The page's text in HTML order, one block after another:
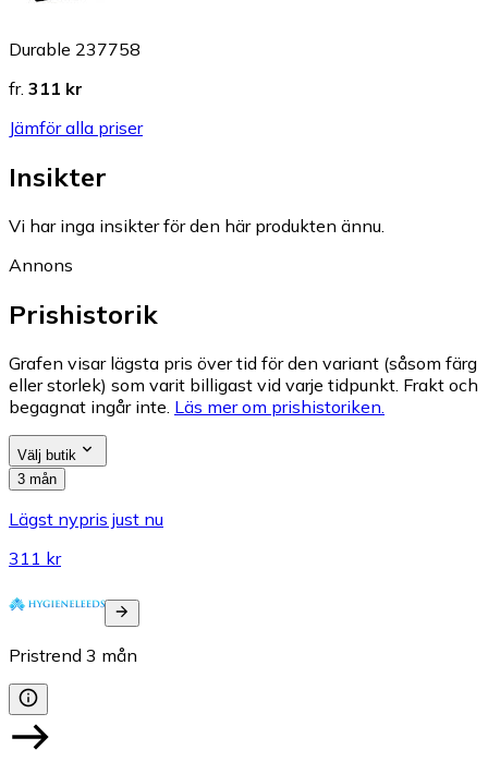
Durable 237758
fr. 311 kr
Jämför alla priser
Insikter
Vi har inga insikter för den här produkten ännu.
Annons
Prishistorik
Grafen visar lägsta pris över tid för den variant (såsom färg
eller storlek) som varit billigast vid varje tidpunkt. Frakt och
begagnat ingår inte. Läs mer om prishistoriken.
Välj butik
3 mån
Lägst nypris just nu
311 kr
Pristrend 3 mån